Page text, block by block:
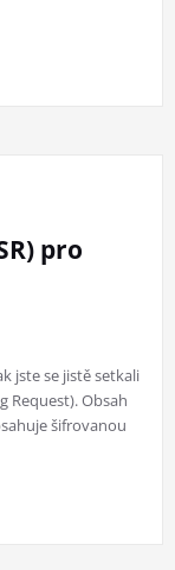
pro
jste se jistě setkali
Request). Obsah
šifrovanou